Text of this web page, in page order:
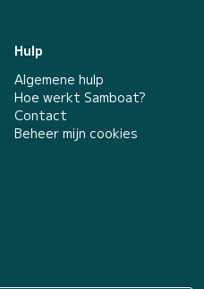
Hulp
Algemene hulp
Hoe werkt Samboat?
Contact
Beheer mijn cookies